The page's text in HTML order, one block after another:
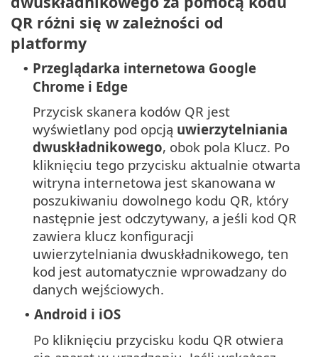
QR różni się w zależności od
platformy
• Przeglądarka internetowa Google
Chrome i Edge
Przycisk skanera kodów QR jest
wyświetlany pod opcją uwierzytelniania
dwuskładnikowego, obok pola Klucz. Po
kliknięciu tego przycisku aktualnie otwarta
witryna internetowa jest skanowana w
poszukiwaniu dowolnego kodu QR, który
następnie jest odczytywany, a jeśli kod QR
zawiera klucz konfiguracji
uwierzytelniania dwuskładnikowego, ten
kod jest automatycznie wprowadzany do
danych wejściowych.
• Android i iOS
Po kliknięciu przycisku kodu QR otwiera